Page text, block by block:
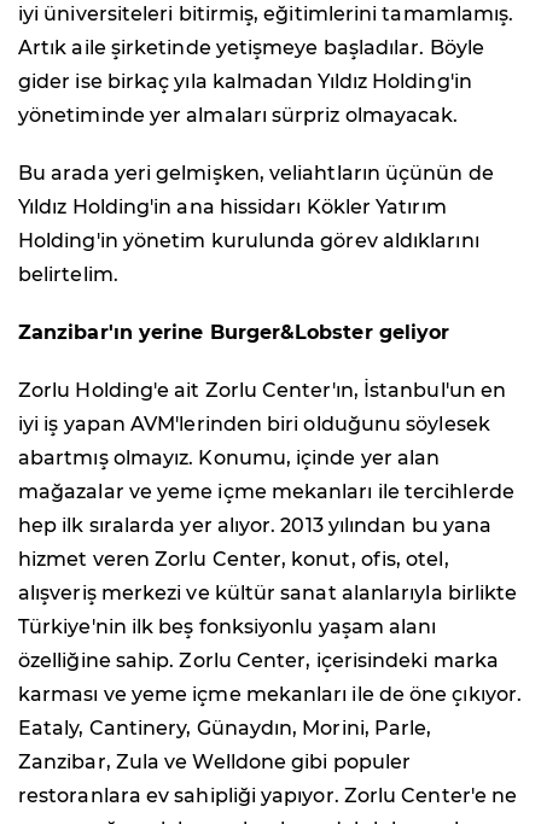
iyi üniversiteleri bitirmiş, eğitimlerini tamamlamış.
Artık aile şirketinde yetişmeye başladılar. Böyle
gider ise birkaç yıla kalmadan Yıldız Holding'in
yönetiminde yer almaları sürpriz olmayacak.
Bu arada yeri gelmişken, veliahtların üçünün de
Yıldız Holding'in ana hissidarı Kökler Yatırım
Holding'in yönetim kurulunda görev aldıklarını
belirtelim.
Zanzibar'ın yerine Burger&Lobster geliyor
Zorlu Holding'e ait Zorlu Center'ın, İstanbul'un en
iyi iş yapan AVM'lerinden biri olduğunu söylesek
abartmış olmayız. Konumu, içinde yer alan
mağazalar ve yeme içme mekanları ile tercihlerde
hep ilk sıralarda yer alıyor. 2013 yılından bu yana
hizmet veren Zorlu Center, konut, ofis, otel,
alışveriş merkezi ve kültür sanat alanlarıyla birlikte
Türkiye'nin ilk beş fonksiyonlu yaşam alanı
özelliğine sahip. Zorlu Center, içerisindeki marka
karması ve yeme içme mekanları ile de öne çıkıyor.
Eataly, Cantinery, Günaydın, Morini, Parle,
Zanzibar, Zula ve Welldone gibi populer
restoranlara ev sahipliği yapıyor. Zorlu Center'e ne